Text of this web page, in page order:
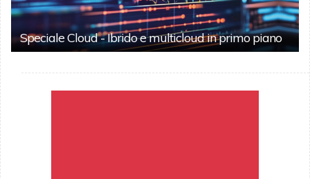
Speciale Cloud - Ibrido e multicloud in primo piano